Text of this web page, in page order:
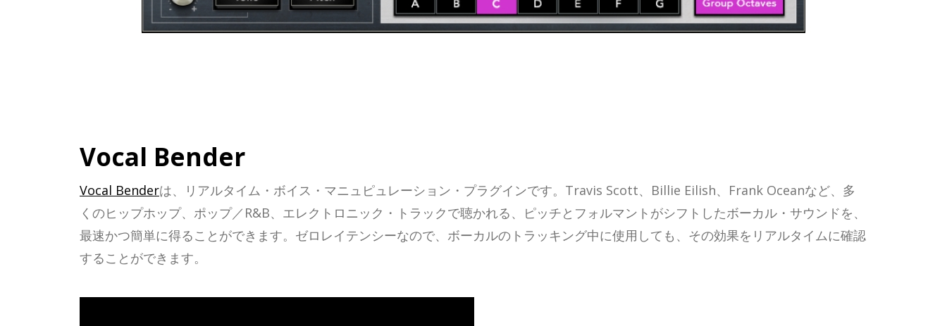
Vocal Bender
Vocal Benderは、リアルタイム・ボイス・マニュピュレーション・プラグインです。Travis Scott、Billie Eilish、Frank Oceanなど、多
くのヒップホップ、ポップ／R&B、エレクトロニック・トラックで聴かれる、ピッチとフォルマントがシフトしたボーカル・サウンドを、
最速かつ簡単に得ることができます。ゼロレイテンシーなので、ボーカルのトラッキング中に使用しても、その効果をリアルタイムに確認
することができます。